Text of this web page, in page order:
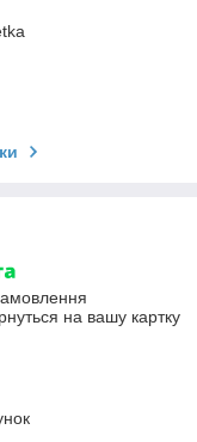
на вашу картку